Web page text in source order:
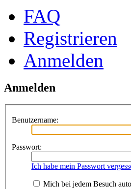
FAQ
Registrieren
Anmelden
Anmelden
Benutzername:
Passwort:
Ich habe mein Passwort
Mich bei jedem Besuch